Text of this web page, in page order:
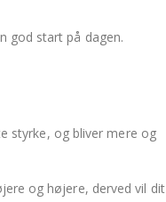
god start på dagen.
styrke, og bliver mere og
og højere, derved vil dit